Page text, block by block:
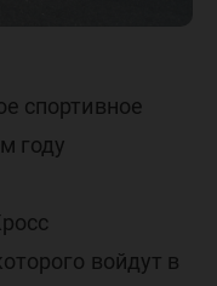
спортивное
году
войдут в